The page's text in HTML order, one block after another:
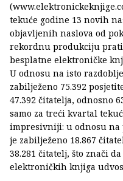
tekuće godine 13 novih
objavljenih naslova od
rekordnu produkciju
besplatne elektroničke
U odnosu na isto
zabilježeno 75.392
47.392 čitatelja, odnosno
samo za treći kvartal
impresivniji: u odnosu na
je zabilježeno 18.867
38.281 čitatelj, što znači
elektroničkih knjiga